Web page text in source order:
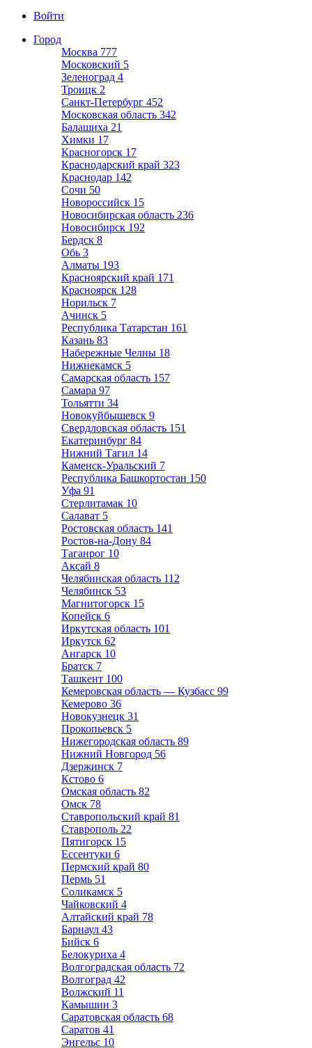
Войти
Город
Москва 777
Московский 5
Зеленоград 4
Троицк 2
Санкт-Петербург 452
Московская область 342
Балашиха 21
Химки 17
Красногорск 17
Краснодарский край 323
Краснодар 142
Сочи 50
Новороссийск 15
Новосибирская область 236
Новосибирск 192
Бердск 8
Обь 3
Алматы 193
Красноярский край 171
Красноярск 128
Норильск 7
Ачинск 5
Республика Татарстан 161
Казань 83
Набережные Челны 18
Нижнекамск 5
Самарская область 157
Самара 97
Тольятти 34
Новокуйбышевск 9
Свердловская область 151
Екатеринбург 84
Нижний Тагил 14
Каменск-Уральский 7
Республика Башкортостан 150
Уфа 91
Стерлитамак 10
Салават 5
Ростовская область 141
Ростов-на-Дону 84
Таганрог 10
Аксай 8
Челябинская область 112
Челябинск 53
Магнитогорск 15
Копейск 6
Иркутская область 101
Иркутск 62
Ангарск 10
Братск 7
Ташкент 100
Кемеровская область — Кузбасс 99
Кемерово 36
Новокузнецк 31
Прокопьевск 5
Нижегородская область 89
Нижний Новгород 56
Дзержинск 7
Кстово 6
Омская область 82
Омск 78
Ставропольский край 81
Ставрополь 22
Пятигорск 15
Ессентуки 6
Пермский край 80
Пермь 51
Соликамск 5
Чайковский 4
Алтайский край 78
Барнаул 43
Бийск 6
Белокуриха 4
Волгоградская область 72
Волгоград 42
Волжский 11
Камышин 3
Саратовская область 68
Саратов 41
Энгельс 10